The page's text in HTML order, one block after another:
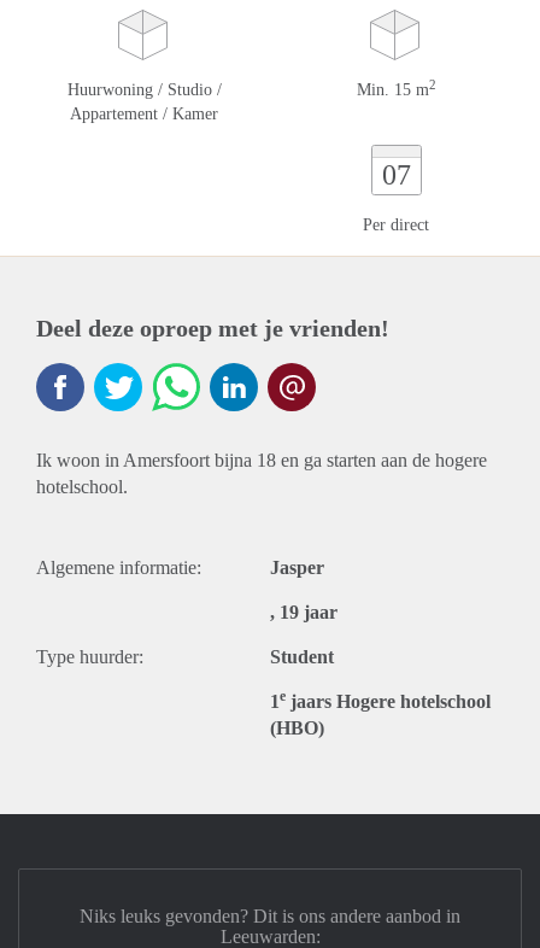
Huurwoning / Studio /
Appartement / Kamer
Min. 15 m2
07
Per direct
Deel deze oproep met je vrienden!
Ik woon in Amersfoort bijna 18 en ga starten aan de hogere
hotelschool.
Algemene informatie: Jasper
, 19 jaar
Type huurder: Student
1e jaars Hogere hotelschool
(HBO)
Niks leuks gevonden? Dit is ons andere aanbod in
Leeuwarden: